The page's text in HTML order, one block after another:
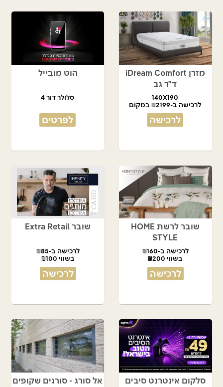
מזרן iDream Comfort
ד"ר גב
140X190
לרכישה ב-₪2199 במקום
₪4,490
לרכישה
הוט מובייל
סלולר דור 4
לפרטים
שובר לרשת HOME
STYLE
לרכישה ב-₪160
בשווי ₪200
לרכישה
שובר Extra Retail
לרכישה ב-₪85
בשווי ₪100
לרכישה
סלקום אינטרנט סיבים אל סורג - סורגים שקופים